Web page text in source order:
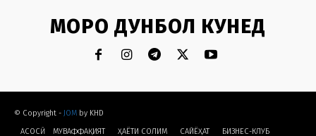
МОРО ДУНБОЛ КУНЕД
© Copyright - JOM by KHD
АСОСӢ
МУВАФФАҚИЯТ ҲАЁТИ СОЛИМ CАЙЁҲАТ БИЗНЕС-КЛУБ